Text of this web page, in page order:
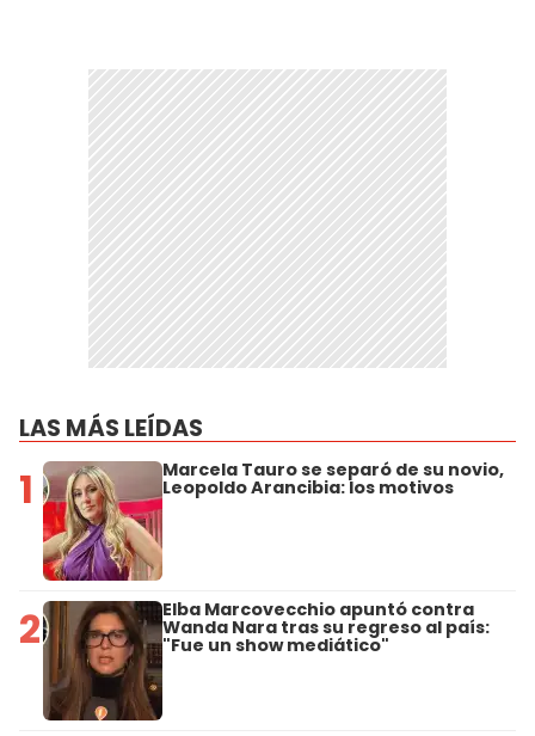
LAS MÁS LEÍDAS
1 Marcela Tauro se separó de su novio,
Leopoldo Arancibia: los motivos
2 Elba Marcovecchio apuntó contra
Wanda Nara tras su regreso al país:
"Fue un show mediático"